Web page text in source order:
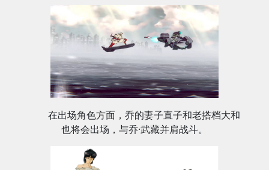
在出场角色方面，乔的妻子直子和老搭档大和
也将会出场，与乔·武藏并肩战斗。